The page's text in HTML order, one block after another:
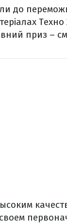
до
Техно
приз –